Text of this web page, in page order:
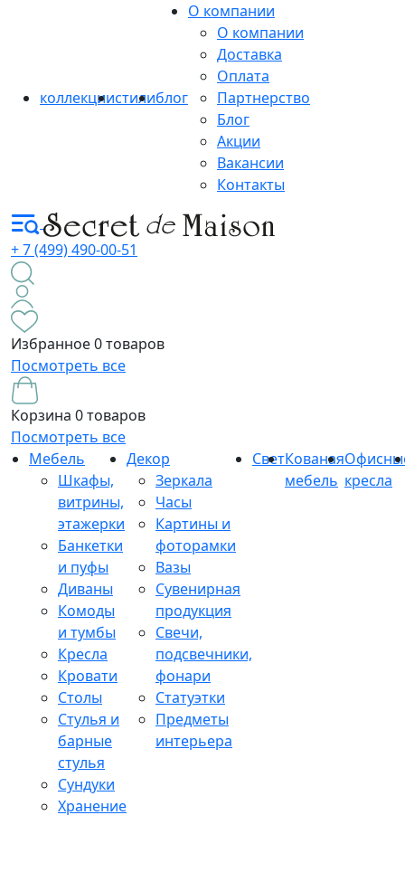
коллекциистилиблог
О компании
О компании
Доставка
Оплата
Партнерство
Блог
Акции
Вакансии
Контакты
+ 7 (499) 490-00-51
Избранное0 товаров
Посмотреть все
Корзина 0 товаров
Посмотреть все
Мебель
Шкафы,
витрины,
этажерки
Банкетки
и пуфы
Диваны
Комоды
и тумбы
Кресла
Кровати
Столы
Стулья и
барные
стулья
Сундуки
Хранение
Декор
Зеркала
Часы
Картины и
фоторамки
Вазы
Сувенирная
продукция
Свечи,
подсвечники,
фонари
Статуэтки
Предметы
интерьера
СветКованая
мебель кресла